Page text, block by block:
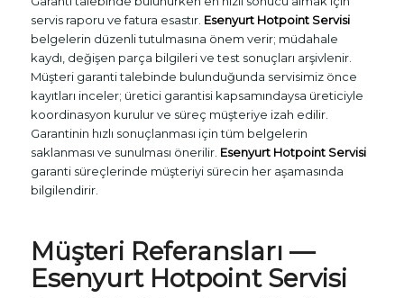
servis raporu ve fatura esastır. Esenyurt Hotpoint Servisi
belgelerin düzenli tutulmasına önem verir; müdahale
kaydı, değişen parça bilgileri ve test sonuçları arşivlenir.
Müşteri garanti talebinde bulunduğunda servisimiz önce
kayıtları inceler; üretici garantisi kapsamındaysa üreticiyle
koordinasyon kurulur ve süreç müşteriye izah edilir.
Garantinin hızlı sonuçlanması için tüm belgelerin
saklanması ve sunulması önerilir. Esenyurt Hotpoint Servisi
garanti süreçlerinde müşteriyi sürecin her aşamasında
bilgilendirir.
Müşteri Referansları —
Esenyurt Hotpoint Servisi